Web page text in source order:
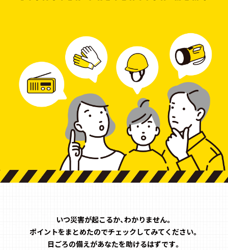
トピックス
TBS Podcast
お知らせ
イベント・グッズ
YouTube
会社情報
いつ災害が起こるか、わかりません。
ポイントをまとめたのでチェックしてみてください。
日ごろの備えがあなたを助けるはずです。